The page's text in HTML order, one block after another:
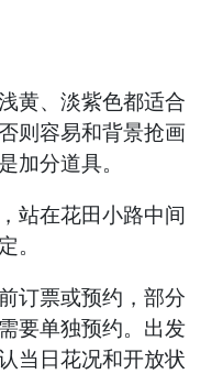
黄、淡紫色都适合
则容易和背景抢画
加分道具。
站在花田小路中间
。
订票或预约，部分
要单独预约。出发
当日花况和开放状